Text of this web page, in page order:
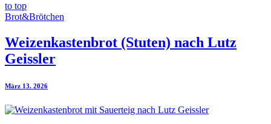
to top
Brot&Brötchen
Weizenkastenbrot (Stuten) nach Lutz
Geissler
März 13. 2026